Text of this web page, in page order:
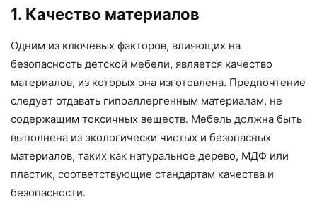
1. Качество материалов
Одним из ключевых факторов, влияющих на
безопасность детской мебели, является качество
материалов, из которых она изготовлена. Предпочтение
следует отдавать гипоаллергенным материалам, не
содержащим токсичных веществ. Мебель должна быть
выполнена из экологически чистых и безопасных
материалов, таких как натуральное дерево, МДФ или
пластик, соответствующие стандартам качества и
безопасности.